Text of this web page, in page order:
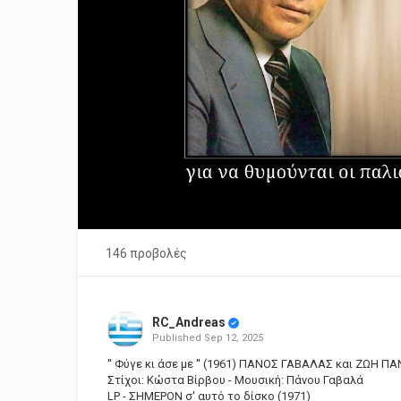
146 προβολές
RC_Andreas
Published Sep 12, 2025
'' Φύγε κι άσε με '' (1961) ΠΑΝΟΣ ΓΑΒΑΛΑΣ και ΖΩΗ
Στίχοι: Κώστα Βίρβου - Μουσική: Πάνου Γαβαλά
LP - ΣΗΜΕΡΟΝ σ' αυτό το δίσκο (1971)